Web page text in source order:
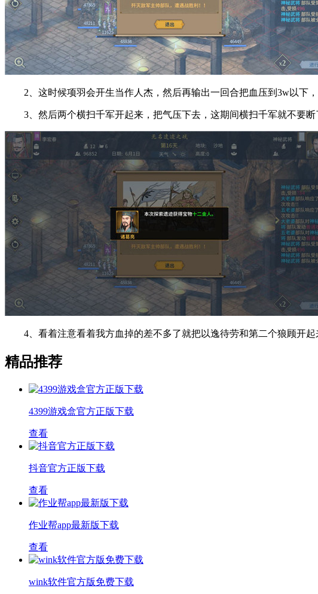
2、这时候项羽会开生当作人杰，然后再输出一回合把血压到3w以下，
3、然后两个横扫千军开起来，把气压下去，这期间横扫千军就不要断
4、看着注意看着我方血掉的差不多了就把以逸待劳和第二个狼顾开起
精品推荐
4399游戏盒官方正版下载
查看
抖音官方正版下载
查看
作业帮app最新版下载
查看
wink软件官方版免费下载